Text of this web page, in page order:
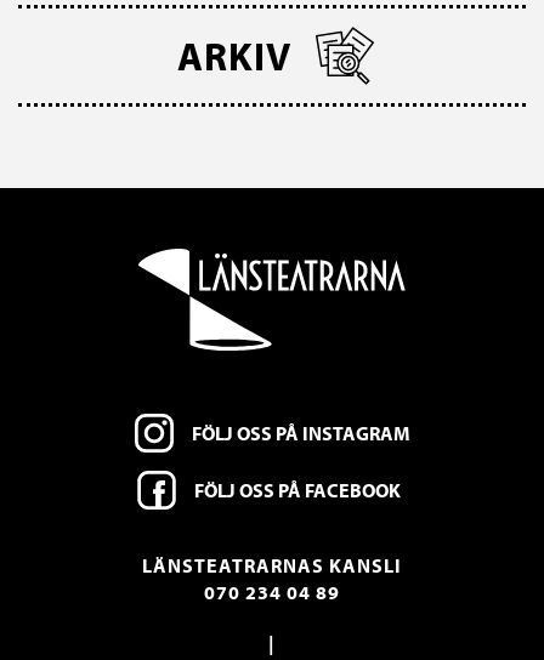
ARKIV
FÖLJ OSS PÅ INSTAGRAM
FÖLJ OSS PÅ FACEBOOK
LÄNSTEATRARNAS KANSLI
070 234 04 89
|